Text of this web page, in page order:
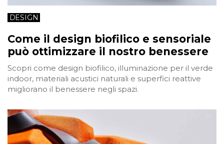
DESIGN
Come il design biofilico e sensoriale
può ottimizzare il nostro benessere
Scopri come design biofilico, illuminazione per il verde
indoor, materiali acustici naturali e superfici reattive
migliorano il benessere negli spazi.